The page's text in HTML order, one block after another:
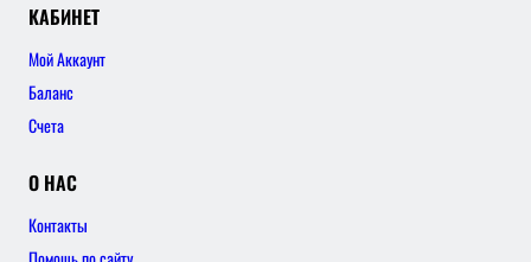
КАБИНЕТ
Мой Аккаунт
Баланс
Счета
О НАС
Контакты